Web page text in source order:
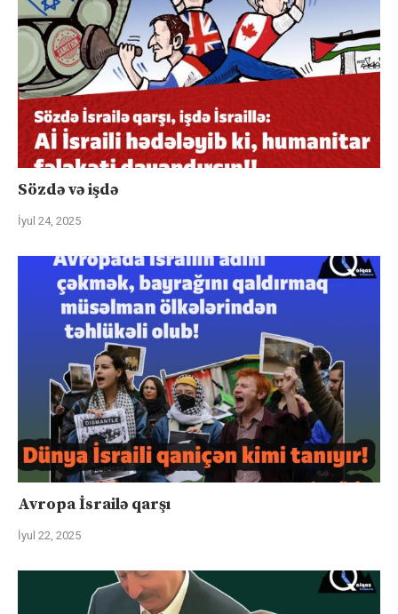
Sözdə və işdə
İyul 24, 2025
Avropa İsrailə qarşı
İyul 22, 2025